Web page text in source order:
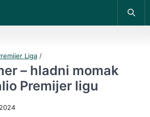
Liga /
– hladni momak
Premijer ligu